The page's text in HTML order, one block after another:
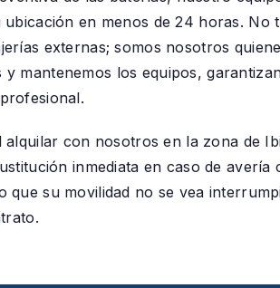
ubicación en menos de 24 horas. No
externas; somos nosotros
y mantenemos los equipos,
alquilar con nosotros en la zona de
inmediata en caso de avería
que su movilidad no se vea